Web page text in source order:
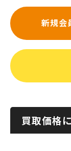
新規会
買取価格